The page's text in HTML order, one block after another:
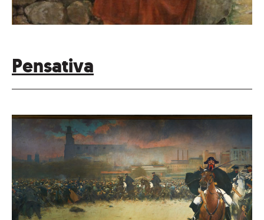
Pensativa